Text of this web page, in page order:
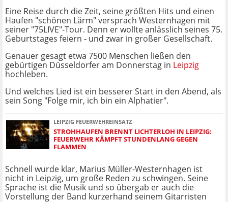
Eine Reise durch die Zeit, seine größten Hits und einen
Haufen "schönen Lärm" versprach Westernhagen mit
seiner "75LIVE"-Tour. Denn er wollte anlässlich seines 75.
Geburtstages feiern - und zwar in großer Gesellschaft.
Genauer gesagt etwa 7500 Menschen ließen den
gebürtigen Düsseldorfer am Donnerstag in Leipzig
hochleben.
Und welches Lied ist ein besserer Start in den Abend, als
sein Song "Folge mir, ich bin ein Alphatier".
LEIPZIG FEUERWEHREINSATZ
STROHHAUFEN BRENNT LICHTERLOH IN LEIPZIG:
FEUERWEHR KÄMPFT STUNDENLANG GEGEN
FLAMMEN
Schnell wurde klar, Marius Müller-Westernhagen ist
nicht in Leipzig, um große Reden zu schwingen. Seine
Sprache ist die Musik und so übergab er auch die
Vorstellung der Band kurzerhand seinem Gitarristen